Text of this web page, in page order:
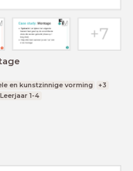
en kunstzinnige vorming
+3
Leerjaar 1-4